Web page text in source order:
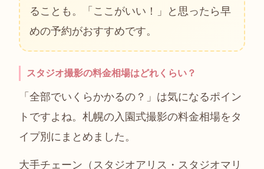
ることも。「ここがいい！」と思ったら早
めの予約がおすすめです。
スタジオ撮影の料金相場はどれくらい？
「全部でいくらかかるの？」は気になるポイン
トですよね。札幌の入園式撮影の料金相場をタ
イプ別にまとめました。
大手チェーン（スタジオアリス・スタジオマリ